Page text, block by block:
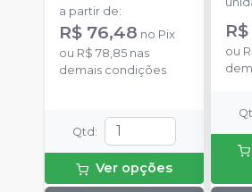
a partir de:
R$ 76,48 no Pix
ou R$ 78,85 nas
demais condições
Qtd :
Ver opções
ou